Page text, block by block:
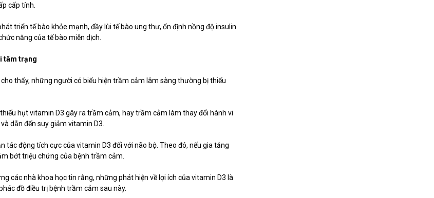
cấp tính.
triển tế bào khỏe mạnh, đầy lùi tế bào ung thư, ổn định nồng độ insulin
năng của tế bào miễn dịch.
tâm trạng
thấy, những người có biểu hiện trầm cảm lâm sàng thường bị thiếu
hụt vitamin D3 gây ra trầm cảm, hay trầm cảm làm thay đổi hành vi
dẫn đến suy giảm vitamin D3.
tác động tích cực của vitamin D3 đối với não bộ. Theo đó, nếu gia tăng
bớt triệu chứng của bệnh trầm cảm.
các nhà khoa học tin rằng, những phát hiện về lợi ích của vitamin D3 là
đồ điều trị bệnh trầm cảm sau này.